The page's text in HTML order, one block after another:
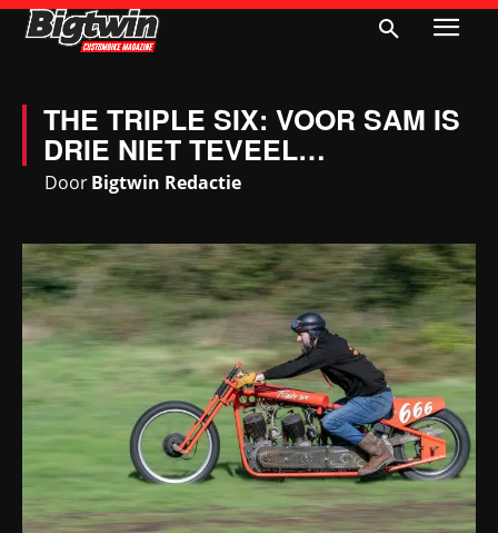
THE TRIPLE SIX: VOOR SAM IS
DRIE NIET TEVEEL…
DoorBigtwin Redactie